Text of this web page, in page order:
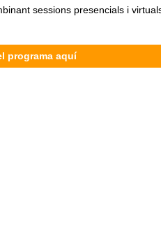
sessions presencials i
programa aquí